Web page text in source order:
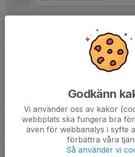
Funktionärsguide
3 aug, 13:30 0
3 aug, 07:40 0
En vecka kvar till
Godkänn
Vi använder oss av kakor
webbplats ska fungera bra
även för webbanalys i syfte
förbättra våra
Så använder vi